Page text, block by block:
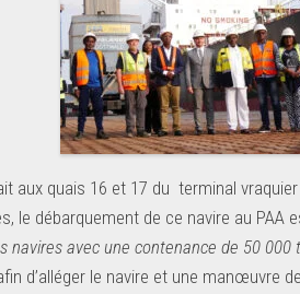
aux quais 16 et 17 du terminal
le débarquement de ce navire au PAA
navires avec une contenance de 50
d’alléger le navire et une